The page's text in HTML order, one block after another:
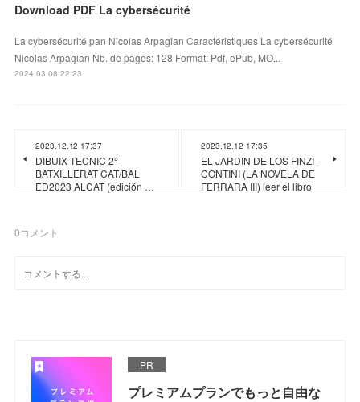
Download PDF La cybersécurité
La cybersécurité pan Nicolas Arpagian Caractéristiques La cybersécurité
Nicolas Arpagian Nb. de pages: 128 Format: Pdf, ePub, MO...
2024.03.08 22:23
2023.12.12 17:37
DIBUIX TECNIC 2º
BATXILLERAT CAT/BAL
ED2023 ALCAT (edición …
2023.12.12 17:35
EL JARDIN DE LOS FINZI-
CONTINI (LA NOVELA DE
FERRARA III) leer el libro
0コメント
PR
プレミアムプランでもっと自由な